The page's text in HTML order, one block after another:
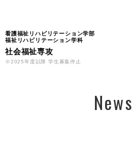
看護福祉リハビリテーション学部
福祉リハビリテーション学科
社会福祉専攻
※2025年度以降 学生募集停止
News